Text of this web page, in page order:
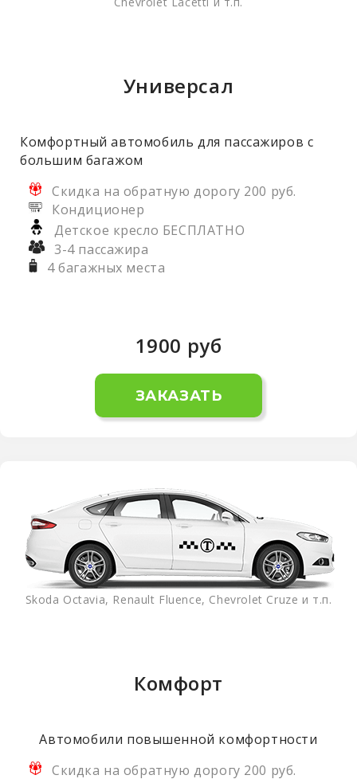
Универсал
Комфортный автомобиль для пассажиров с
большим багажом
Скидка на обратную дорогу 200 руб.
Кондиционер
Детское кресло БЕСПЛАТНО
3-4 пассажира
4 багажных места
1900 руб
ЗАКАЗАТЬ
Skoda Octavia, Renault Fluence, Chevrolet Cruze и т.п.
Комфорт
Автомобили повышенной комфортности
Скидка на обратную дорогу 200 руб.